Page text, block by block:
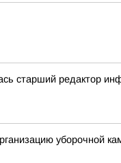
старший редактор
уборочной